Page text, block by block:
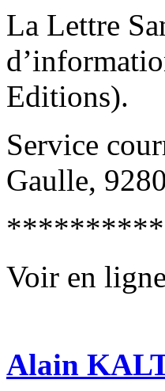
La Lettre
Editions).
Service
Gaulle,
Voir en
Alain